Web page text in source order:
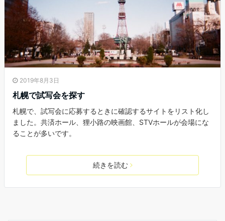
2019年8月3日
札幌で試写会を探す
札幌で、試写会に応募するときに確認するサイトをリスト化し
ました。共済ホール、狸小路の映画館、STVホールが会場にな
ることが多いです。
続きを読む